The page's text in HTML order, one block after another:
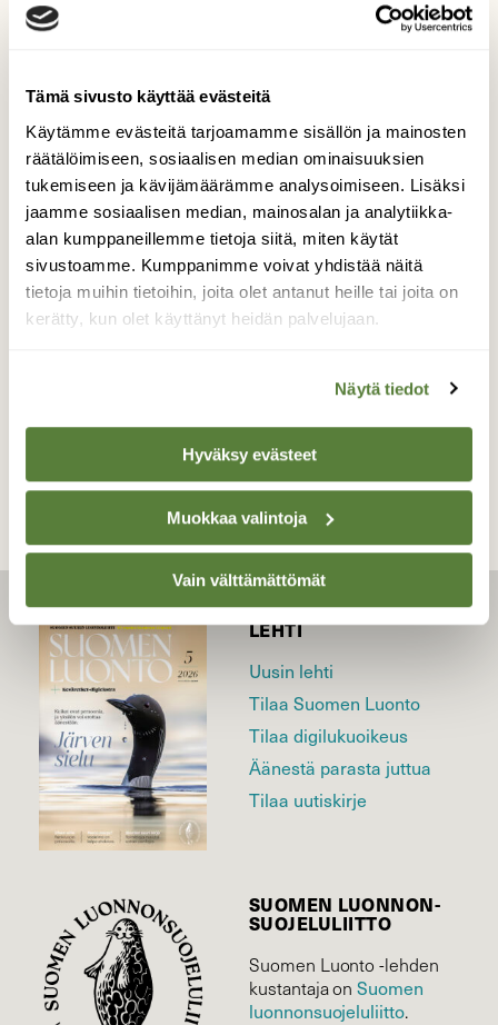
Tämä sivusto käyttää evästeitä
Käytämme evästeitä tarjoamamme sisällön ja mainosten
räätälöimiseen, sosiaalisen median ominaisuuksien
tukemiseen ja kävijämäärämme analysoimiseen. Lisäksi
jaamme sosiaalisen median, mainosalan ja analytiikka-
alan kumppaneillemme tietoja siitä, miten käytät
sivustoamme. Kumppanimme voivat yhdistää näitä
tietoja muihin tietoihin, joita olet antanut heille tai joita on
kerätty, kun olet käyttänyt heidän palvelujaan.
Näytä tiedot
Hyväksy evästeet
Muokkaa valintoja
Vain välttämättömät
Muurahaiset
Muurahaiskeossa kävi kova kuhina
Valokuvaaja: Susanna Hannula, Turku 27.3.2026
TAKAISIN LISTAAN
LEHTI
Uusin lehti
Tilaa Suomen Luonto
Tilaa digilukuoikeus
Äänestä parasta juttua
Tilaa uutiskirje
SUOMEN LUONNON­
SUOJELU­LIITTO
Suomen Luonto -lehden
kustantaja onSuomen
luonnonsuojelu­liitto.